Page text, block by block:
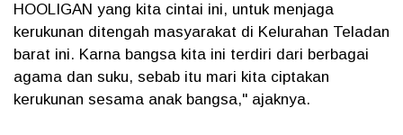
HOOLIGAN yang kita cintai ini, untuk menjaga
kerukunan ditengah masyarakat di Kelurahan Teladan
barat ini. Karna bangsa kita ini terdiri dari berbagai
agama dan suku, sebab itu mari kita ciptakan
kerukunan sesama anak bangsa," ajaknya.